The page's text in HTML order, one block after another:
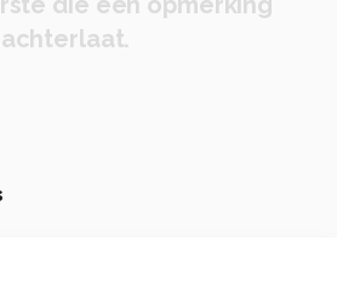
achterlaat.